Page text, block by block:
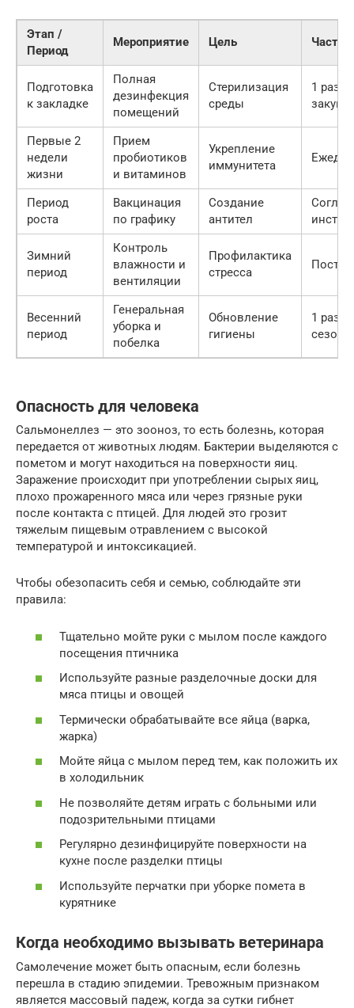
Этап /
Период
Мероприятие Цель
Подготовка
к закладке
Полная
дезинфекция
помещений
Стерилизация
среды
1 раз
Первые 2
недели
жизни
Прием
пробиотиков
и витаминов
Укрепление
иммунитета
Период
роста
Вакцинация
по графику
Создание
антител
Зимний
период
Контроль
влажности и
вентиляции
Профилактика
стресса
Весенний
период
Генеральная
уборка и
побелка
Обновление
гигиены
1 раз в
сезон
Опасность для человека
Сальмонеллез — это зооноз, то есть болезнь, которая
передается от животных людям. Бактерии выделяются с
пометом и могут находиться на поверхности яиц.
Заражение происходит при употреблении сырых яиц,
плохо прожаренного мяса или через грязные руки
после контакта с птицей. Для людей это грозит
тяжелым пищевым отравлением с высокой
температурой и интоксикацией.
Чтобы обезопасить себя и семью, соблюдайте эти
правила:
Тщательно мойте руки с мылом после каждого
посещения птичника
Используйте разные разделочные доски для
мяса птицы и овощей
Термически обрабатывайте все яйца (варка,
жарка)
Мойте яйца с мылом перед тем, как положить их
в холодильник
Не позволяйте детям играть с больными или
подозрительными птицами
Регулярно дезинфицируйте поверхности на
кухне после разделки птицы
Используйте перчатки при уборке помета в
курятнике
Когда необходимо вызывать ветеринара
Самолечение может быть опасным, если болезнь
перешла в стадию эпидемии. Тревожным признаком
является массовый падеж, когда за сутки гибнет